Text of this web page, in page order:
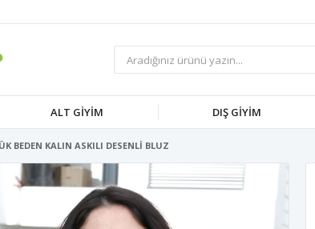
ALT GİYİM DIŞ GİYİM
BEDEN KALIN ASKILI DESENLİ BLUZ